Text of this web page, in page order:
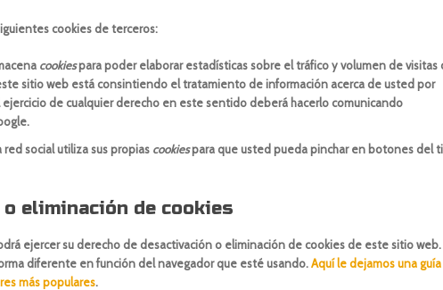
cookies de terceros:
cookiespara poder elaborar estadísticas sobre el tráfico y volumen de visitas
sitio web está consintiendo el tratamiento de información acerca de usted por
de cualquier derecho en este sentido deberá hacerlo comunicando
red social utiliza sus propias cookiespara que usted pueda pinchar en botones del
eliminación de cookies
ejercer su derecho de desactivación o eliminación de cookies de este sitio web.
diferente en función del navegador que esté usando.Aquí le dejamos una guía
más populares.